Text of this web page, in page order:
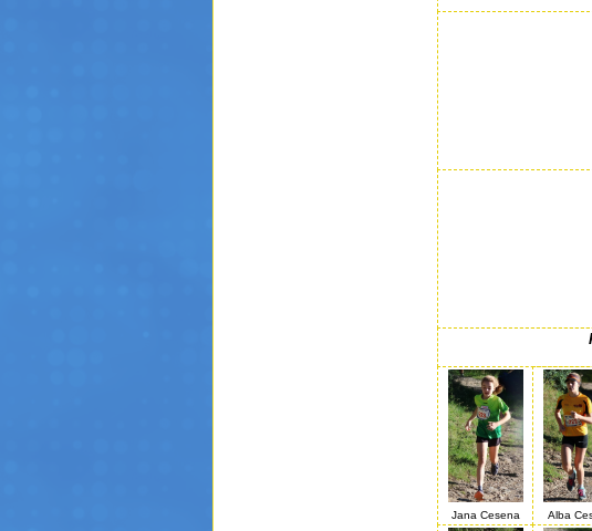
Jana Cesena Alba